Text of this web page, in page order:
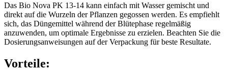
Das Bio Nova PK 13-14 kann einfach mit Wasser gemischt und
direkt auf die Wurzeln der Pflanzen gegossen werden. Es empfiehlt
sich, das Düngemittel während der Blütephase regelmäßig
anzuwenden, um optimale Ergebnisse zu erzielen. Beachten Sie die
Dosierungsanweisungen auf der Verpackung für beste Resultate.
Vorteile: